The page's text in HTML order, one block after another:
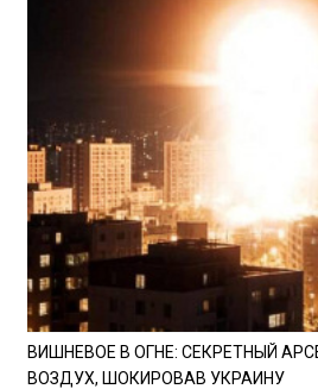
ВИШНЕВОЕ В ОГНЕ: СЕКРЕТНЫЙ
ВОЗДУХ, ШОКИРОВАВ УКРАИНУ